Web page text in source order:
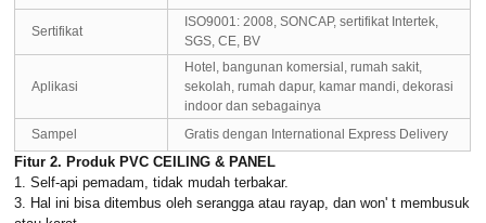
Sertifikat
ISO9001: 2008, SONCAP, sertifikat Intertek,
SGS, CE, BV
Aplikasi
Hotel, bangunan komersial, rumah sakit,
sekolah, rumah dapur, kamar mandi, dekorasi
indoor dan sebagainya
Sampel
Gratis dengan International Express Delivery
Fitur 2. Produk PVC CEILING & PANEL
1. Self-api pemadam, tidak mudah terbakar.
3. Hal ini bisa ditembus oleh serangga atau rayap, dan won' t membusuk